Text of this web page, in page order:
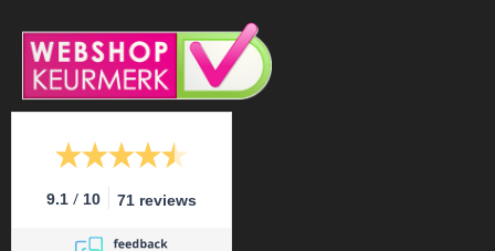
9.1 / 10 71 reviews